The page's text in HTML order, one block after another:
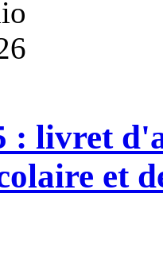
: livret
et